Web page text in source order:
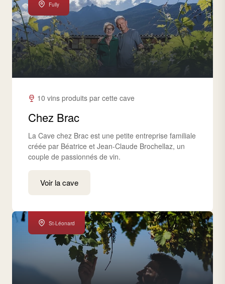
Fully
10 vins produits par cette cave
Chez Brac
La Cave chez Brac est une petite entreprise familiale
créée par Béatrice et Jean-Claude Brochellaz, un
couple de passionnés de vin.
Voir la cave
St-Léonard